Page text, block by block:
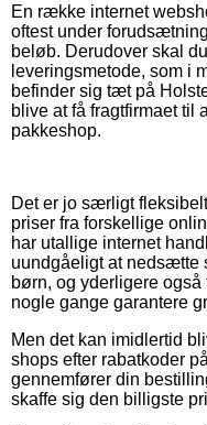
En række internet
oftest under
beløb. Derudover skal
leveringsmetode, som i
befinder sig tæt på
blive at få fragtfirmaet til
pakkeshop.
Det er jo særligt
priser fra forskellige
har utallige internet
uundgåeligt at nedsætte
børn, og yderligere
nogle gange garantere
Men det kan imidlertid
shops efter rabatkoder
gennemfører din
skaffe sig den billigste